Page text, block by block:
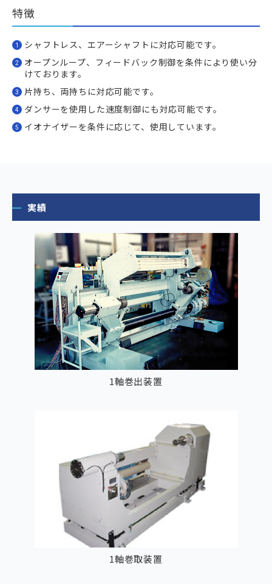
特徴
シャフトレス、エアーシャフトに対応可能です。
オープンループ、フィードバック制御を条件により使い分
けております。
片持ち、両持ちに対応可能です。
ダンサーを使用した速度制御にも対応可能です。
イオナイザーを条件に応じて、使用しています。
実績
1軸巻出装置
1軸巻取装置